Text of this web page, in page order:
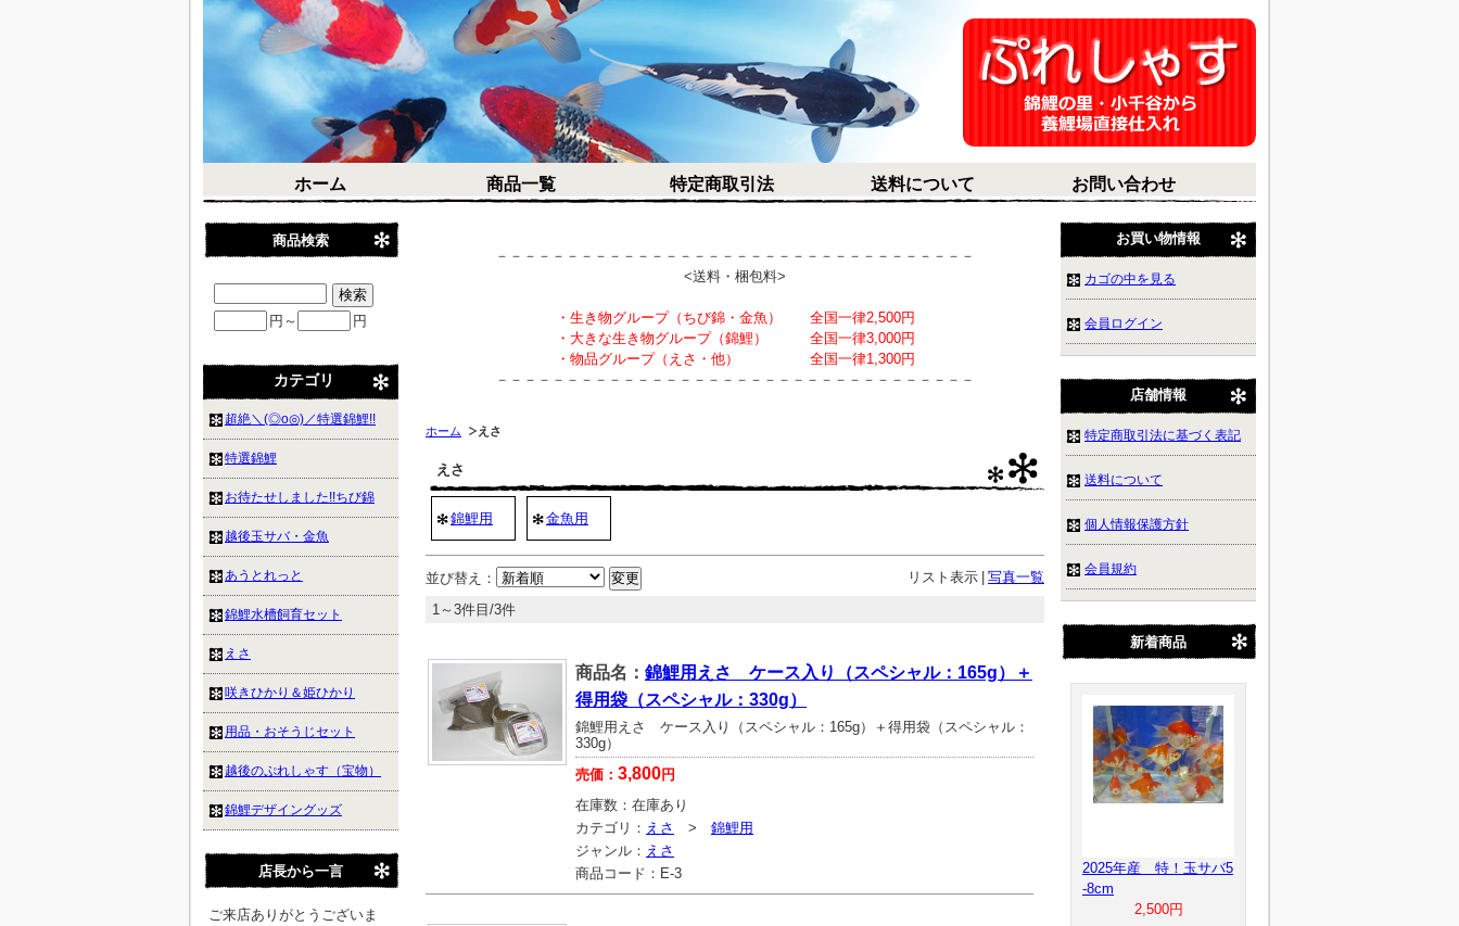
ホーム 商品一覧 特定商取引法 送料について お問い合わせ
－－－－－－－－－－－－－－－－－－－－－－－－－－－－－－－－－－
<送料・梱包料>
・生き物グループ（ちび錦・金魚） 全国一律2,500円
・大きな生き物グループ（錦鯉） 全国一律3,000円
・物品グループ（えさ・他） 全国一律1,300円
－－－－－－－－－－－－－－－－－－－－－－－－－－－－－－－－－－
ホーム えさ
えさ
錦鯉用 金魚用
リスト表示 写真一覧
並び替え：
1～3件目/3件
商品名： 錦鯉用えさ ケース入り（スペシャル：165g）＋
得用袋（スペシャル：330g）
錦鯉用えさ ケース入り（スペシャル：165g）＋得用袋（スペシャル：
330g）
売価： 3,800円
在庫数： 在庫あり
カテゴリ： えさ > 錦鯉用
ジャンル： えさ
商品コード： E-3
商品検索
円～ 円
カテゴリ
超絶＼(◎o◎)／特選錦鯉!!
特選錦鯉
お待たせしました!!ちび錦
越後玉サバ・金魚
あうとれっと
錦鯉水槽飼育セット
えさ
咲きひかり＆姫ひかり
用品・おそうじセット
越後のぷれしゃす（宝物）
錦鯉デザイングッズ
店長から一言
ご来店ありがとうございま
お買い物情報
カゴの中を見る
会員ログイン
店舗情報
特定商取引法に基づく表記
送料について
個人情報保護方針
会員規約
新着商品
2025年産 特！玉サバ5
-8cm
2,500円